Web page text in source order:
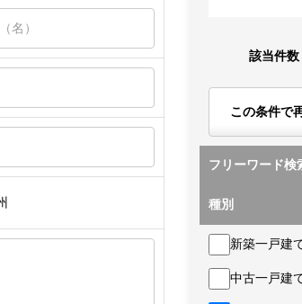
該当件数
この条件で
フリーワード検
種別
新築一戸建
中古一戸建